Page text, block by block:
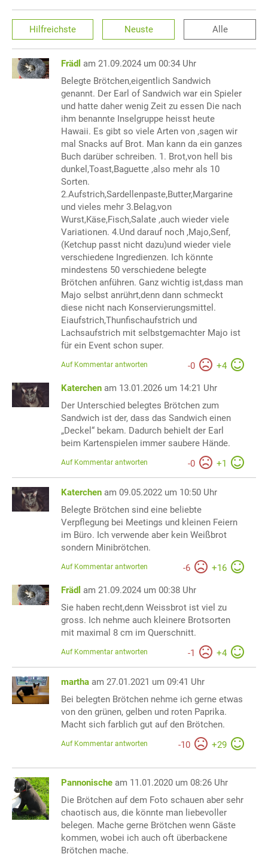
Hilfreichste Neuste Alle
Frädl am 21.09.2024 um 00:34 Uhr
Belegte Brötchen,eigentlich Sandwich
genannt. Der Earl of Sandwich war ein Spieler
und hatte daher wenig Zeit zu essen Die nach
ihm benannte Inselgruppe heisst heute
Hawaii. Es gibt so viele Arten von ,sagen wir
mal Snacks auf Brot. Man kann da ein ganzes
Buch darüber schreiben. 1. Brot,von hell bis
dunkel,Toast,Baguette ,also mehr als 10
Sorten.
2.Aufstrich,Sardellenpaste,Butter,Margarine
und vieles mehr 3.Belag,von
Wurst,Käse,Fisch,Salate ,auch wieder viele
Variationen. 4.Und darauf noch ,Majo,Senf,
(Ketchup passt nicht dazu)und wieder viele
verschiedene Ingredienzen. Ich könnte
mindestens 50 verschiedene belegte
Brötchen anführen. Ganz wichtig ist,dass man
Majo selbst anrührt,denn dann schmeckt
diese nicht nach Konservierungsmittel.
Eiaufstrich,Thunfischaufstrich und
Lachsaufstrich mit selbstgemachter Majo ist
für ein Event schon super.
-0 +4
Auf Kommentar antworten
Katerchen am 13.01.2026 um 14:21 Uhr
Der Unterschied belegtes Brötchen zum
Sandwich ist der, dass das Sandwich einen
„Deckel“ bekam. Dadurch behielt der Earl
beim Kartenspielen immer saubere Hände.
-0 +1
Auf Kommentar antworten
Katerchen am 09.05.2022 um 10:50 Uhr
Belegte Brötchen sind eine beliebte
Verpflegung bei Meetings und kleinen Feiern
im Büro. Ich verwende aber kein Weißbrot
sondern Minibrötchen.
-6 +16
Auf Kommentar antworten
Frädl am 21.09.2024 um 00:38 Uhr
Sie haben recht,denn Weissbrot ist viel zu
gross. Ich nehme auch kleinere Brotsorten
mit maximal 8 cm im Querschnitt.
-1 +4
Auf Kommentar antworten
martha am 27.01.2021 um 09:41 Uhr
Bei belegten Brötchen nehme ich gerne etwas
von den grünen, gelben und roten Paprika.
Macht sich farblich gut auf den Brötchen.
-10 +29
Auf Kommentar antworten
Pannonische am 11.01.2020 um 08:26 Uhr
Die Brötchen auf dem Foto schauen aber sehr
chaotisch aus, die könnte man liebevoller
belegen. Mache gerne Brötchen wenn Gäste
kommen, wobei ich auch oft überbackene
Brötchen mache.